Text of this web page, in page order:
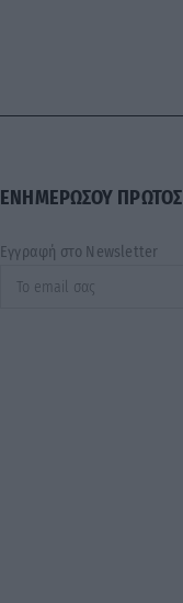
ΕΝΗΜΕΡΩΣΟΥ ΠΡΩΤΟΣ
Εγγραφή στο Newsletter